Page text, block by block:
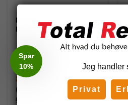
Nilfisk Premium 200-15
højtryksrenser
128471362
9.999,00 DKK
8.999,00 DKK
(inkl. moms)
Jeg handler
Privat
Spar
10%